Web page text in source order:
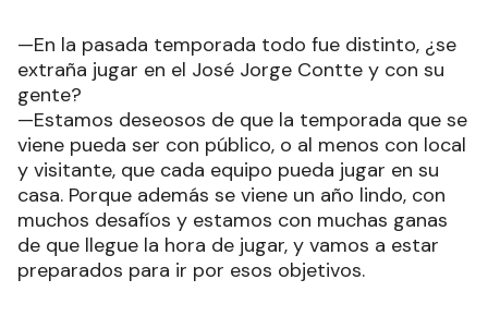
—En la pasada temporada todo fue distinto, ¿se
extraña jugar en el José Jorge Contte y con su
gente?
—Estamos deseosos de que la temporada que se
viene pueda ser con público, o al menos con local
y visitante, que cada equipo pueda jugar en su
casa. Porque además se viene un año lindo, con
muchos desafíos y estamos con muchas ganas
de que llegue la hora de jugar, y vamos a estar
preparados para ir por esos objetivos.